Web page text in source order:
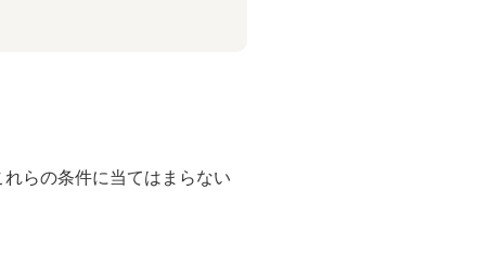
らの条件に当てはまらない